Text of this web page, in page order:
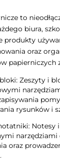
to
biura,
produkty
oraz
papierniczych
Zeszyty i
rysunków i
Notesy
narzędziami
oraz